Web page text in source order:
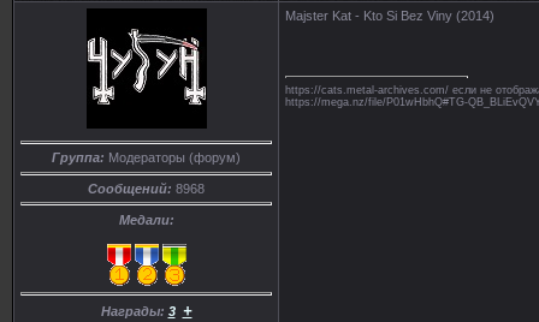
Группа: Модераторы (форум)
Сообщений: 8968
Медали:
Награды: 3 +
Majster Kat - Kto Si Bez Viny (2014)
https://cats.metal-archives.com/ если не
https://mega.nz/file/P01wHbhQ#TG-